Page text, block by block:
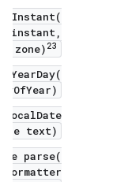
instant,
zone) 23
text)
parse(